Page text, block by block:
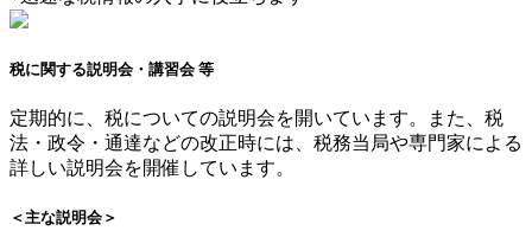
税に関する説明会・講習会 等
定期的に、税についての説明会を開いています。また、税
法・政令・通達などの改正時には、税務当局や専門家による
詳しい説明会を開催しています。
＜主な説明会＞